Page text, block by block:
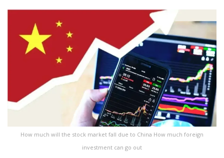
How much will the stock market fall due to China How much foreign
investment can go out